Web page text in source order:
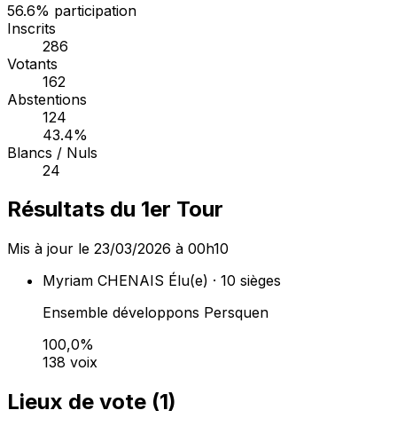
56.6% participation
Inscrits
286
Votants
162
Abstentions
124
43.4%
Blancs / Nuls
24
Résultats du 1er Tour
Mis à jour le 23/03/2026 à 00h10
Myriam CHENAIS Élu(e) · 10 sièges
Ensemble développons Persquen
100,0%
138 voix
Lieux de vote (1)